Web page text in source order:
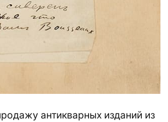
антикварных изданий из